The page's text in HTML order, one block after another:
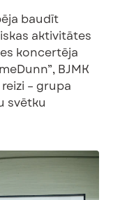
baudīt
aktivitātes
koncertēja
BJMK
– grupa
svētku